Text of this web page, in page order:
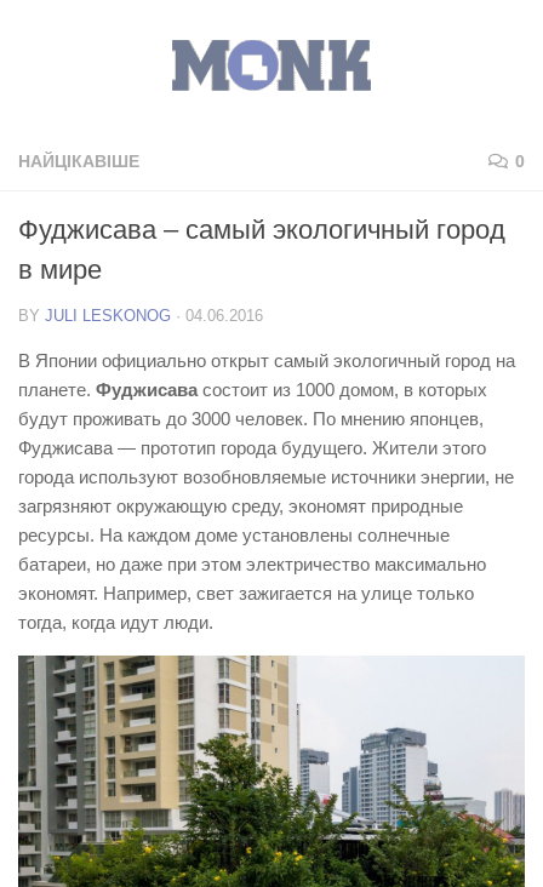
НАЙЦІКАВІШЕ 0
Фуджисава – самый экологичный город
в мире
BY JULI LESKONOG · 04.06.2016
В Японии официально открыт самый экологичный город на
планете. Фуджисава состоит из 1000 домом, в которых
будут проживать до 3000 человек. По мнению японцев,
Фуджисава — прототип города будущего. Жители этого
города используют возобновляемые источники энергии, не
загрязняют окружающую среду, экономят природные
ресурсы. На каждом доме установлены солнечные
батареи, но даже при этом электричество максимально
экономят. Например, свет зажигается на улице только
тогда, когда идут люди.